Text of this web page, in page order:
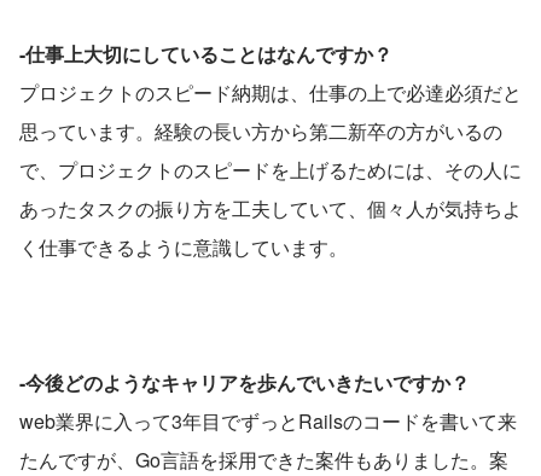
-仕事上大切にしていることはなんですか？
プロジェクトのスピード納期は、仕事の上で必達必須だと
思っています。経験の長い方から第二新卒の方がいるの
で、プロジェクトのスピードを上げるためには、その人に
あったタスクの振り方を工夫していて、個々人が気持ちよ
く仕事できるように意識しています。
-今後どのようなキャリアを歩んでいきたいですか？
web業界に入って3年目でずっとRailsのコードを書いて来
たんですが、Go言語を採用できた案件もありました。案